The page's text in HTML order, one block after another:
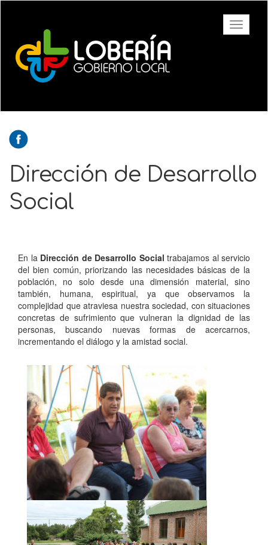
principal
Toggle
Dirección de Desarrollo
Social
En laDirección de Desarrollo Social trabajamos al servicio
del bien común, priorizando las necesidades básicas de la
población, no solo desde una dimensión material, sino
también, humana, espiritual, ya que observamos la
complejidad que atraviesa nuestra sociedad, con situaciones
concretas de sufrimiento que vulneran la dignidad de las
personas, buscando nuevas formas de acercarnos,
incrementando el diálogo y la amistad social.